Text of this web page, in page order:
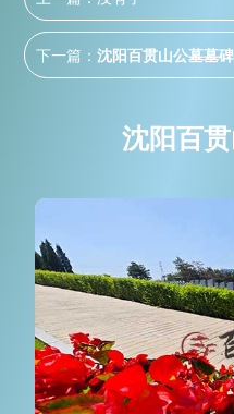
下一篇： 沈阳百贯山公墓墓
沈阳百